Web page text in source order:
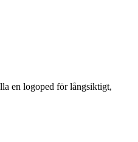
en logoped för långsiktigt,